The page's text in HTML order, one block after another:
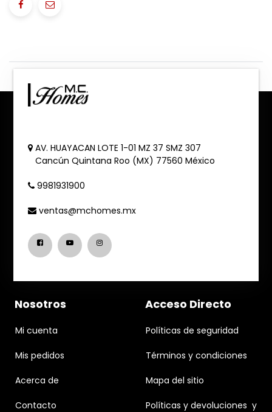
AV. HUAYACAN LOTE 1-01 MZ 37 SMZ 307
Cancún Quintana Roo (MX) 77560 México
9981931900
ventas@mchomes.mx
Nosotros
Mi cuenta
Mis pedidos
Acerca de
Contacto
Acceso Directo
Políticas de seguridad
Términos y condiciones
Mapa del sitio
Políticas y devoluciones y